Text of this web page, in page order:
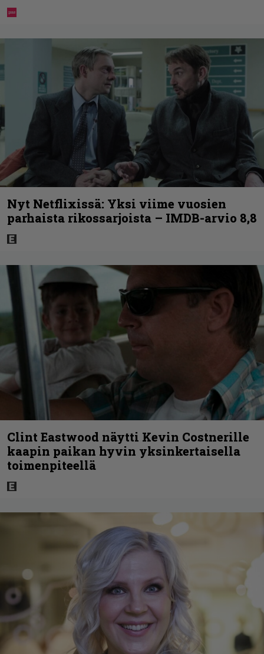
Nyt Netflixissä: Yksi viime vuosien
parhaista rikossarjoista – IMDB-arvio 8,8
Clint Eastwood näytti Kevin Costnerille
kaapin paikan hyvin yksinkertaisella
toimenpiteellä